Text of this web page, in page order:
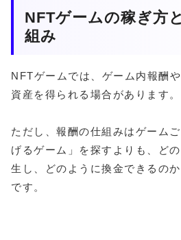
NFTゲームの稼ぎ方
組み
NFTゲームでは、ゲーム内報酬
資産を得られる場合があります。
ただし、報酬の仕組みはゲーム
げるゲーム」を探すよりも、ど
生し、どのように換金できるの
です。